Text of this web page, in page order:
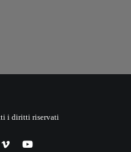
i diritti riservati